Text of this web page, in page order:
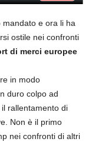
mandato e ora li ha
ostile nei confronti
di merci europee
in modo
duro colpo ad
rallentamento di
Non è il primo
nei confronti di altri